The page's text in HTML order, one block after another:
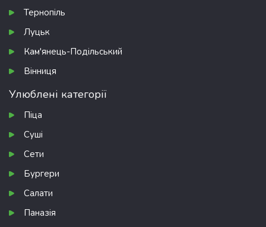
Тернопіль
Луцьк
Кам'янець-Подільський
Вінниця
Улюблені категорії
Піца
Суші
Сети
Бургери
Салати
Паназія